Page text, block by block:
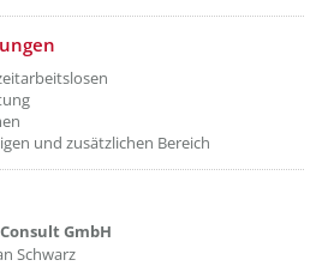
titel ???
und zusätzlichen Bereich
titel ???
GmbH
Schwarz